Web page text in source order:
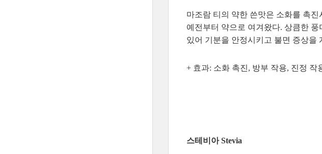
마조람 티의 약한 쓴맛은 소화를 촉
예전부터 약으로 여겨왔다. 상큼한
있어 기분을 안정시키고 불면 증상을
+ 효과: 소화 촉진, 방부 작용, 진정 작
스테비아 Stevia